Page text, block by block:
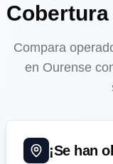
Cobertura
Compara
en Ourense
¡Se han